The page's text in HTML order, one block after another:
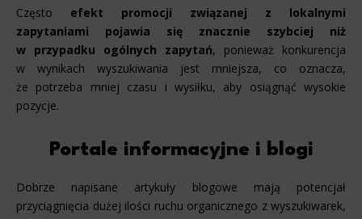
Często efekt promocji związanej z lokalnymi
zapytaniami pojawia się znacznie szybciej niż
w przypadku ogólnych zapytań, ponieważ konkurencja
w wynikach wyszukiwania jest mniejsza, co oznacza,
że potrzeba mniej czasu i wysiłku, aby osiągnąć wysokie
pozycje.
Portale informacyjne i blogi
Dobrze napisane artykuły blogowe mają potencjał
przyciągnięcia dużej ilości ruchu organicznego z wyszukiwarek,